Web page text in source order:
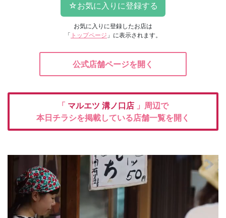
お気に入りに登録したお店は
「 トップページ 」に表示されます。
公式店舗ページを開く
「 マルエツ 溝ノ口店 」周辺で
本日チラシを掲載している店舗一覧を開く